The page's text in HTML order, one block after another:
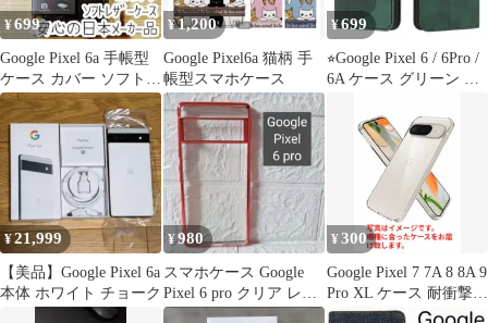
¥699
Google Pixel 6a 手帳型
ケース カバー ソフトレ
ザー 耐衝撃 黒
¥1,200
Google Pixel6a 猫柄 手
帳型スマホケース
¥699
⭐︎Google Pixel 6 / 6Pro /
6A ケース グリーン 手
¥21,999
【美品】Google Pixel 6a
本体 ホワイト チョーク
¥980
スマホケース Google
Pixel 6 pro クリア レッ
ド スマホカバー
¥300
Google Pixel 7 7A 8 8A 9
Pro XL ケース 耐衝撃
透明ケース GooglePixel